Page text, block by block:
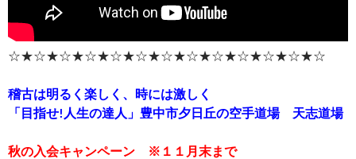
☆★☆★☆★☆★☆★☆★☆★☆★☆★☆★☆★☆★☆
稽古は明るく楽しく、時には激しく
「目指せ!人生の達人」豊中市夕日丘の空手道場 天志道場
秋の入会キャンペーン ※１１月末まで